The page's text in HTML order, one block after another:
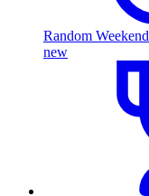
Random Weekend
new